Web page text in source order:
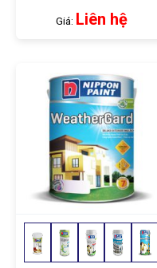
Giá: Liên hệ